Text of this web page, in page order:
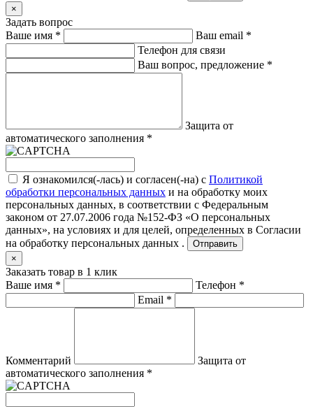
×
Задать вопрос
Ваше имя * Ваш email *
Телефон для связи
Ваш вопрос, предложение *
Защита от
автоматического заполнения *
Я ознакомился(-лась) и согласен(-на) с Политикой
обработки персональных данных и на обработку моих
персональных данных, в соответствии с Федеральным
законом от 27.07.2006 года №152-ФЗ «О персональных
данных», на условиях и для целей, определенных в Согласии
на обработку персональных данных .
Отправить
×
Заказать товар в 1 клик
Ваше имя * Телефон *
Email *
Комментарий
Защита от
автоматического заполнения *